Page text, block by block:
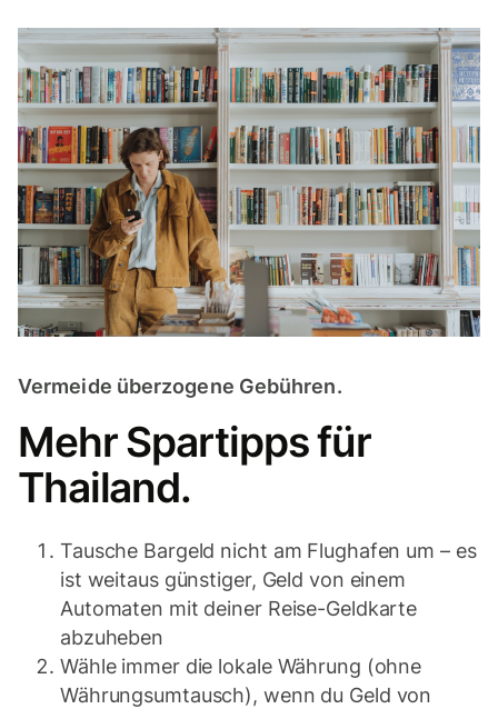
Mehr Spartipps für
Thailand.
Vermeide überzogene Gebühren.
Tausche Bargeld nicht am Flughafen um – es
ist weitaus günstiger, Geld von einem
Automaten mit deiner Reise-Geldkarte
abzuheben
Wähle immer die lokale Währung (ohne
Währungsumtausch), wenn du Geld von